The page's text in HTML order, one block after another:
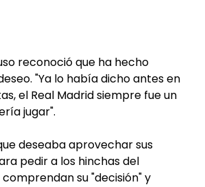
reconoció que ha hecho
"Ya lo había dicho antes en
el Real Madrid siempre fue un
jugar".
deseaba aprovechar sus
pedir a los hinchas del
su "decisión" y